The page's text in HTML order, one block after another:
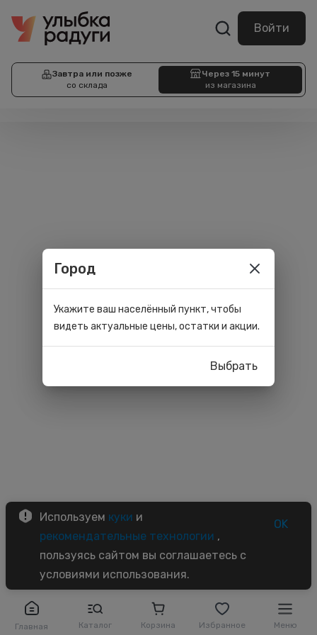
Войти
Завтра или позже
со склада
Через 15 минут
из магазина
Главная Каталог Корзина Избранное Меню
Используем куки и
рекомендательные технологии ,
пользуясь сайтом вы соглашаетесь с
условиями использования.
OK
Город
Укажите ваш населённый пункт, чтобы
видеть актуальные цены, остатки и акции.
Выбрать